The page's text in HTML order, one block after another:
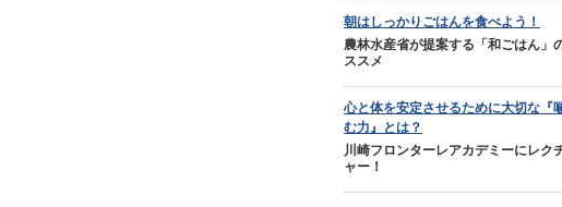
朝はしっかりごはんを食べよう！
農林水産省が提案する「和ごはん」
ススメ
心と体を安定させるために大切な『
む力』とは？
川崎フロンターレアカデミーにレク
ャー！